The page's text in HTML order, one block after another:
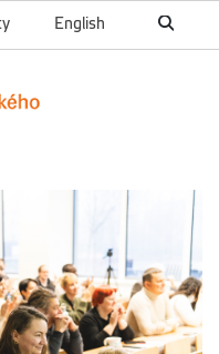
English